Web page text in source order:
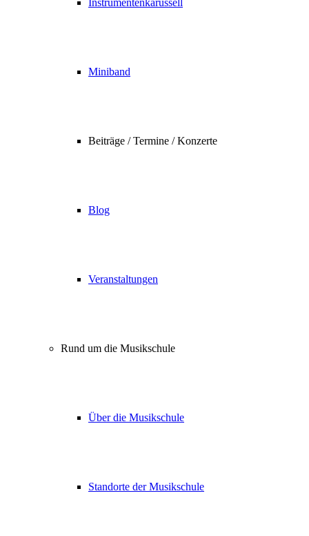
Instrumentenkarussell
Miniband
Beiträge / Termine / Konzerte
Blog
Veranstaltungen
Rund um die Musikschule
Über die Musikschule
Standorte der Musikschule